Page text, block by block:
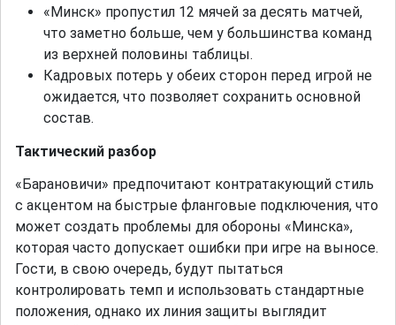
«Минск» пропустил 12 мячей за десять матчей,
что заметно больше, чем у большинства команд
из верхней половины таблицы.
Кадровых потерь у обеих сторон перед игрой не
ожидается, что позволяет сохранить основной
состав.
Тактический разбор
«Барановичи» предпочитают контратакующий стиль
с акцентом на быстрые фланговые подключения, что
может создать проблемы для обороны «Минска»,
которая часто допускает ошибки при игре на выносе.
Гости, в свою очередь, будут пытаться
контролировать темп и использовать стандартные
положения, однако их линия защиты выглядит